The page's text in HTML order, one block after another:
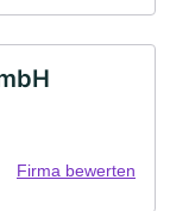
Firma bewerten